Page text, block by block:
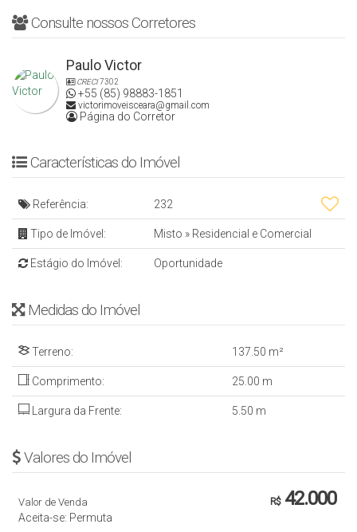
Consulte nossos Corretores
Paulo Victor
CRECI7302
+55 (85) 98883-1851
victorimoveisceara@gmail.com
Página do Corretor
Características do Imóvel
Referência: 232
Tipo de Imóvel: Misto » Residencial e Comercial
Estágio do Imóvel: Oportunidade
Medidas do Imóvel
Terreno: 137.50 m²
Comprimento: 25.00 m
Largura da Frente: 5.50 m
Valores do Imóvel
R$42.000
Valor de Venda
Aceita-se: Permuta